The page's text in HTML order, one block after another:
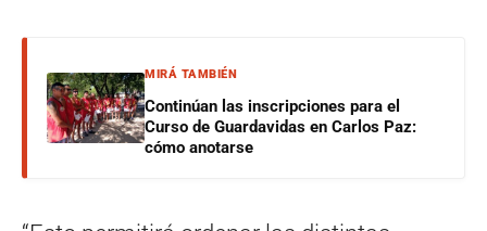
MIRÁ TAMBIÉN
Continúan las inscripciones para el
Curso de Guardavidas en Carlos Paz:
cómo anotarse